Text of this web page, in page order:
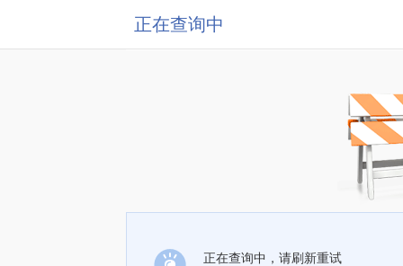
正在查询中
正在查询中，请刷新重试